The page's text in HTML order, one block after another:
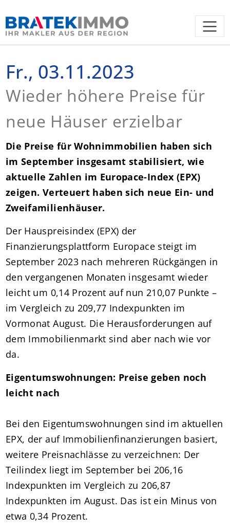
Fr., 03.11.2023
Wieder höhere Preise für
neue Häuser erzielbar
Die Preise für Wohnimmobilien haben sich
im September insgesamt stabilisiert, wie
aktuelle Zahlen im Europace-Index (EPX)
zeigen. Verteuert haben sich neue Ein- und
Zweifamilienhäuser.
Der Hauspreisindex (EPX) der
Finanzierungsplattform Europace steigt im
September 2023 nach mehreren Rückgängen in
den vergangenen Monaten insgesamt wieder
leicht um 0,14 Prozent auf nun 210,07 Punkte –
im Vergleich zu 209,77 Indexpunkten im
Vormonat August. Die Herausforderungen auf
dem Immobilienmarkt sind aber nach wie vor
da.
Eigentumswohnungen: Preise geben noch
leicht nach
Bei den Eigentumswohnungen sind im aktuellen
EPX, der auf Immobilienfinanzierungen basiert,
weitere Preisnachlässe zu verzeichnen: Der
Teilindex liegt im September bei 206,16
Indexpunkten im Vergleich zu 206,87
Indexpunkten im August. Das ist ein Minus von
etwa 0,34 Prozent.